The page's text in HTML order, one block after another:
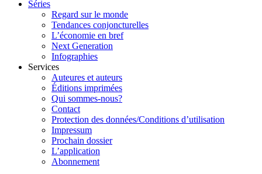
Séries
Regard sur le monde
Tendances conjoncturelles
L’économie en bref
Next Generation
Infographies
Services
Auteures et auteurs
Éditions imprimées
Qui sommes-nous?
Contact
Protection des données/Conditions d’utilisation
Impressum
Prochain dossier
L’application
Abonnement